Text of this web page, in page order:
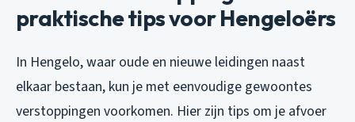
praktische tips voor Hengeloërs
In Hengelo, waar oude en nieuwe leidingen naast
elkaar bestaan, kun je met eenvoudige gewoontes
verstoppingen voorkomen. Hier zijn tips om je afvoer